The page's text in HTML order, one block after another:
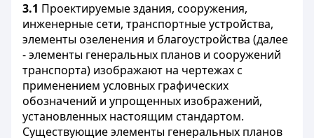
3.1 Проектируемые здания, сооружения,
инженерные сети, транспортные устройства,
элементы озеленения и благоустройства (далее
- элементы генеральных планов и сооружений
транспорта) изображают на чертежах с
применением условных графических
обозначений и упрощенных изображений,
установленных настоящим стандартом.
Существующие элементы генеральных планов